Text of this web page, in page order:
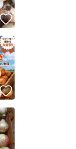
いいね！
いいね！